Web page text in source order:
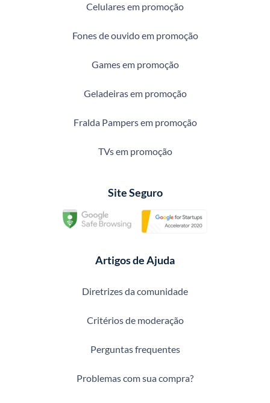
Celulares em promoção
Fones de ouvido em promoção
Games em promoção
Geladeiras em promoção
Fralda Pampers em promoção
TVs em promoção
Site Seguro
Artigos de Ajuda
Diretrizes da comunidade
Critérios de moderação
Perguntas frequentes
Problemas com sua compra?